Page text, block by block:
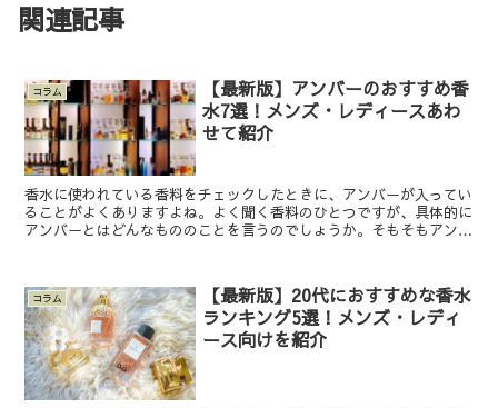
関連記事
コラム
【最新版】アンバーのおすすめ香
水7選！メンズ・レディースあわ
せて紹介
香水に使われている香料をチェックしたときに、アンバーが入ってい
ることがよくありますよね。よく聞く香料のひとつですが、具体的に
アンバーとはどんなもののことを言うのでしょうか。そもそもアンバ
コラム
【最新版】20代におすすめな香水
ランキング5選！メンズ・レディ
ース向けを紹介